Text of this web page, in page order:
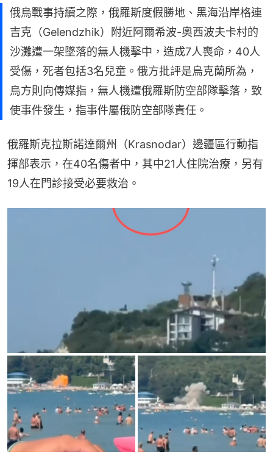
俄烏戰事持續之際，俄羅斯度假勝地、黑海沿岸格連
吉克（Gelendzhik）附近阿爾希波-奧西波夫卡村的
沙灘遭一架墜落的無人機擊中，造成7人喪命，40人
受傷，死者包括3名兒童。俄方批評是烏克蘭所為，
烏方則向傳媒指，無人機遭俄羅斯防空部隊擊落，致
使事件發生，指事件屬俄防空部隊責任。
俄羅斯克拉斯諾達爾州（Krasnodar）邊疆區行動指
揮部表示，在40名傷者中，其中21人住院治療，另有
19人在門診接受必要救治。